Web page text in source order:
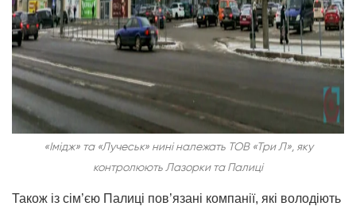
«Імідж» та «Лучеськ» нині належать ТОВ «Три Л», яку
контролюють Лазорки та Палиці
Також із сім’єю Палиці пов’язані компанії, які володіють